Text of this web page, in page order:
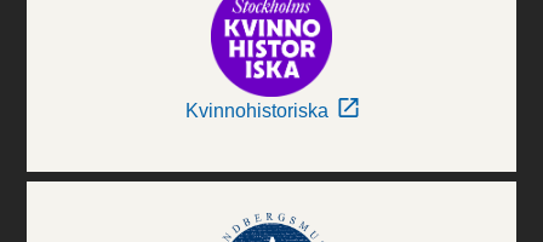
Kvinnohistoriska